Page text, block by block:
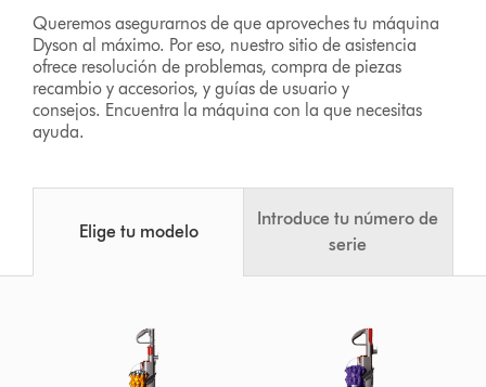
Queremos asegurarnos de que aproveches tu máquina
Dyson al máximo. Por eso, nuestro sitio de asistencia
ofrece resolución de problemas, compra de piezas
recambio y accesorios, y guías de usuario y
consejos. Encuentra la máquina con la que necesitas
ayuda.
Elige tu modelo
Introduce tu número de
serie